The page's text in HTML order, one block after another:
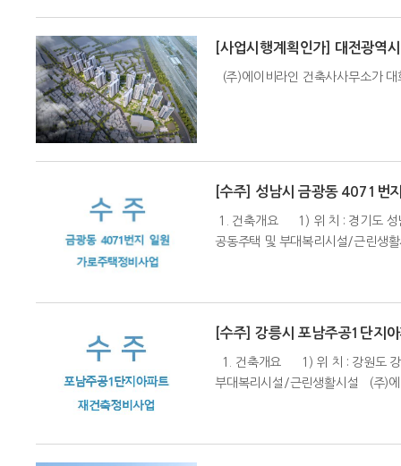
[사업시행계획인가] 대전광역
(주)에이비라인 건축사사무소가
[수주] 성남시 금광동 4071번
1. 건축개요 1) 위 치 : 경기도
공동주택 및 부대복리시설/근린생
[수주] 강릉시 포남주공1단지
1. 건축개요 1) 위 치 : 강원도
부대복리시설/근린생활시설 (주)에